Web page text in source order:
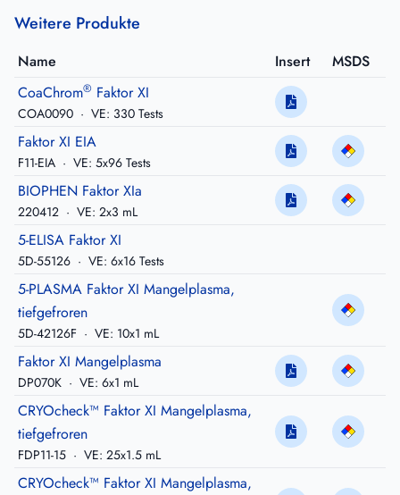
Weitere Produkte
Name Insert
MSDS
CoaChrom® Faktor XI
COA0090 · VE: 330 Tests
Faktor XI EIA
F11-EIA · VE: 5x96 Tests
BIOPHEN Faktor XIa
220412 · VE: 2x3 mL
5-ELISA Faktor XI
5D-55126 · VE: 6x16 Tests
5-PLASMA Faktor XI Mangelplasma,
tiefgefroren
5D-42126F · VE: 10x1 mL
Faktor XI Mangelplasma
DP070K · VE: 6x1 mL
CRYOcheck™ Faktor XI Mangelplasma,
tiefgefroren
FDP11-15 · VE: 25x1.5 mL
CRYOcheck™ Faktor XI Mangelplasma,